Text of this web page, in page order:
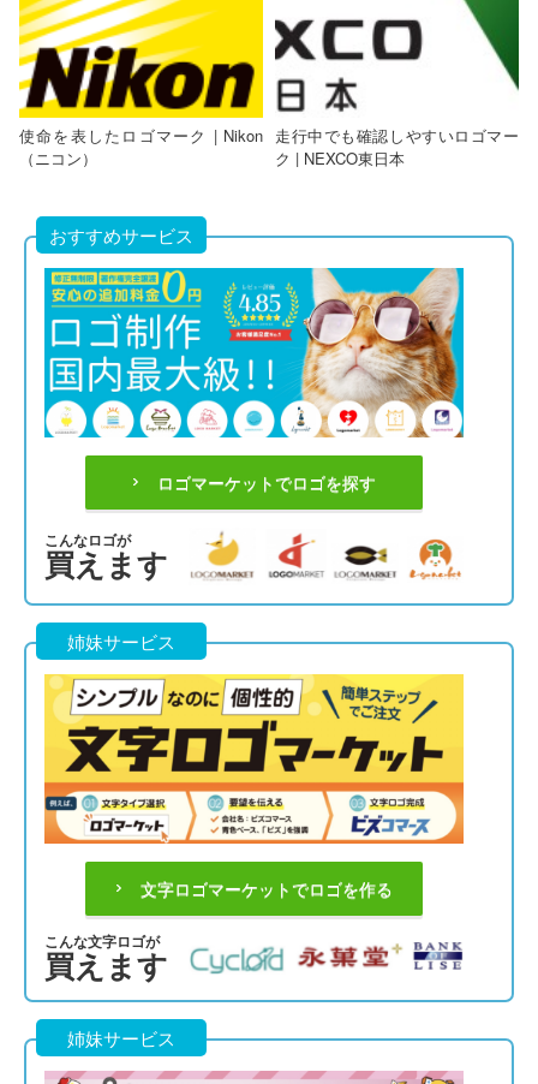
使命を表したロゴマーク | Nikon
（ニコン）
走行中でも確認しやすいロゴマー
ク | NEXCO東日本
おすすめサービス
ロゴマーケットでロゴを探す
こんなロゴが
買えます
姉妹サービス
文字ロゴマーケットでロゴを作る
こんな文字ロゴが
買えます
姉妹サービス